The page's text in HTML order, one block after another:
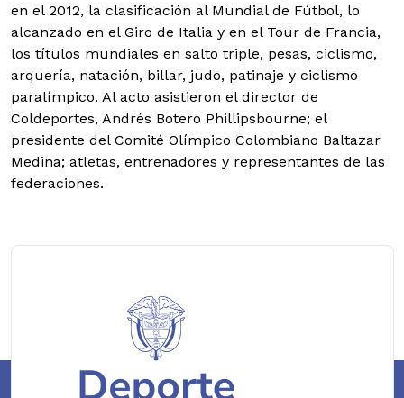
en el 2012, la clasificación al Mundial de Fútbol, lo
alcanzado en el Giro de Italia y en el Tour de Francia,
los títulos mundiales en salto triple, pesas, ciclismo,
arquería, natación, billar, judo, patinaje y ciclismo
paralímpico. Al acto asistieron el director de
Coldeportes, Andrés Botero Phillipsbourne; el
presidente del Comité Olímpico Colombiano Baltazar
Medina; atletas, entrenadores y representantes de las
federaciones.